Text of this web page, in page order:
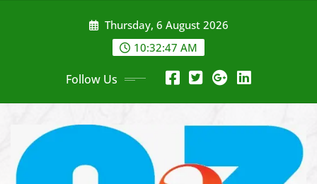
Thursday, 6 August 2026
10:32:49 AM
Follow Us